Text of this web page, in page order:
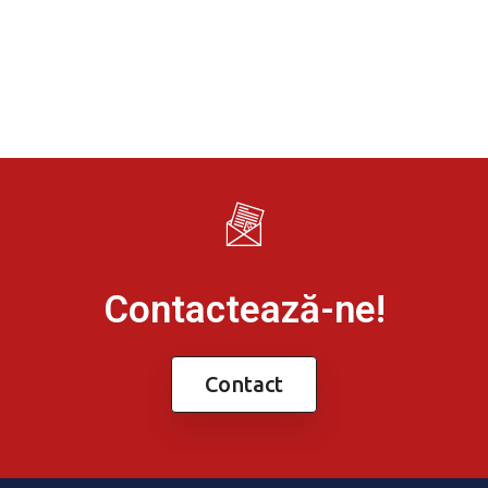
Contactează-ne!
Contact